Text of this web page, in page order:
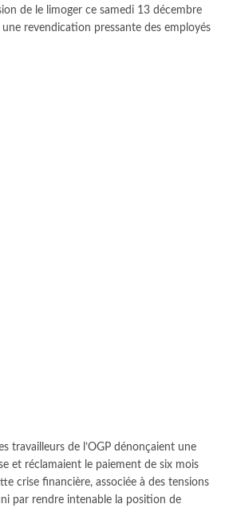
de le limoger ce samedi 13 décembre
revendication pressante des employés
travailleurs de l’OGP dénonçaient une
et réclamaient le paiement de six mois
crise financière, associée à des tensions
par rendre intenable la position de